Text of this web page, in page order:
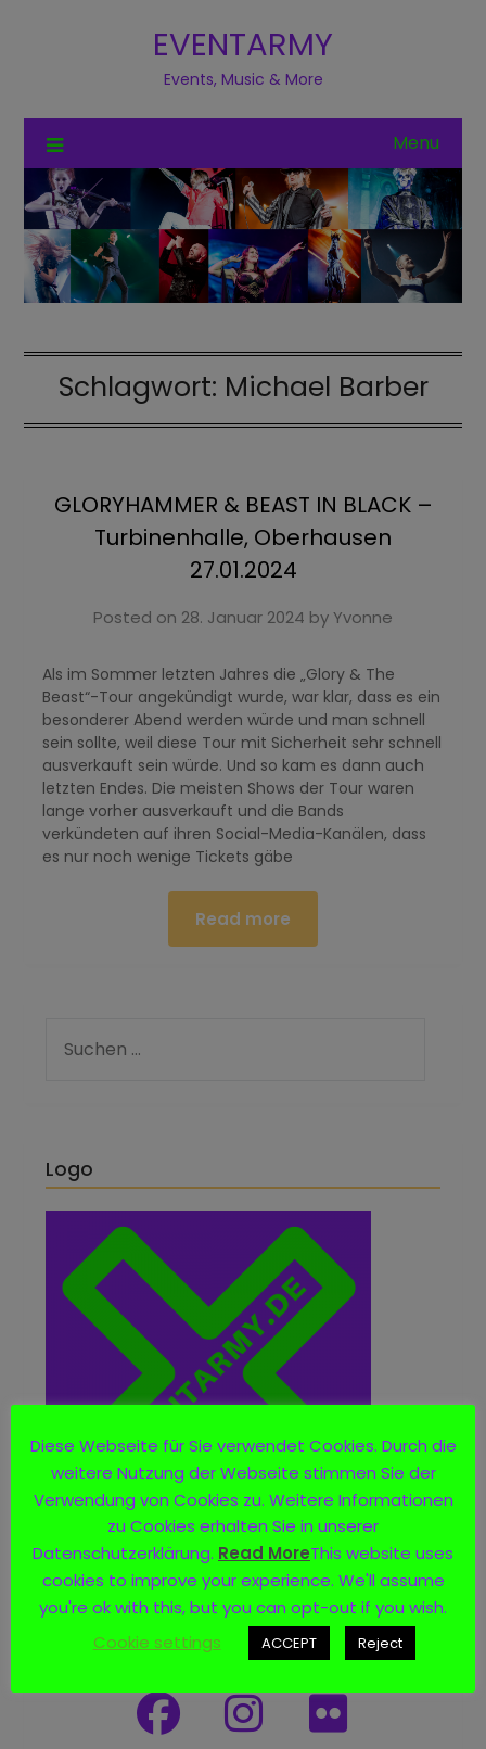
EVENTARMY
Events, Music & More
Menu
Schlagwort: Michael Barber
GLORYHAMMER & BEAST IN BLACK –
Turbinenhalle, Oberhausen
27.01.2024
Posted on 28. Januar 2024 byYvonne
Als im Sommer letzten Jahres die „Glory & The
Beast“-Tour angekündigt wurde, war klar, dass es ein
besonderer Abend werden würde und man schnell
sein sollte, weil diese Tour mit Sicherheit sehr schnell
ausverkauft sein würde. Und so kam es dann auch
letzten Endes. Die meisten Shows der Tour waren
lange vorher ausverkauft und die Bands
verkündeten auf ihren Social-Media-Kanälen, dass
es nur noch wenige Tickets gäbe
Read more
Logo
Social Media
Diese Webseite für Sie verwendet Cookies. Durch die
weitere Nutzung der Webseite stimmen Sie der
Verwendung von Cookies zu. Weitere Informationen
zu Cookies erhalten Sie in unserer
Datenschutzerklärung. Read MoreThis website uses
cookies to improve your experience. We'll assume
you're ok with this, but you can opt-out if you wish.
Cookie settings
ACCEPT Reject